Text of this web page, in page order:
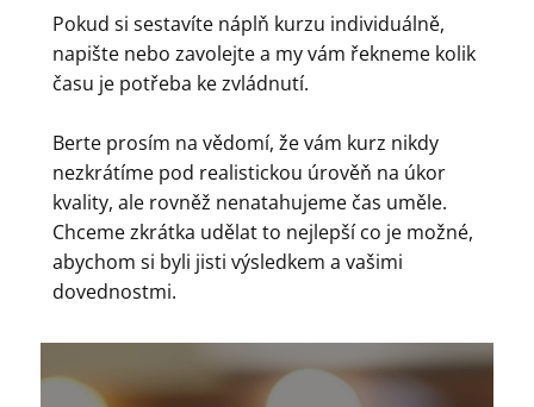
Pokud si sestavíte náplň kurzu individuálně,
napište nebo zavolejte a my vám řekneme kolik
času je potřeba ke zvládnutí.
Berte prosím na vědomí, že vám kurz nikdy
nezkrátíme pod realistickou úrověň na úkor
kvality, ale rovněž nenatahujeme čas uměle.
Chceme zkrátka udělat to nejlepší co je možné,
abychom si byli jisti výsledkem a vašimi
dovednostmi.